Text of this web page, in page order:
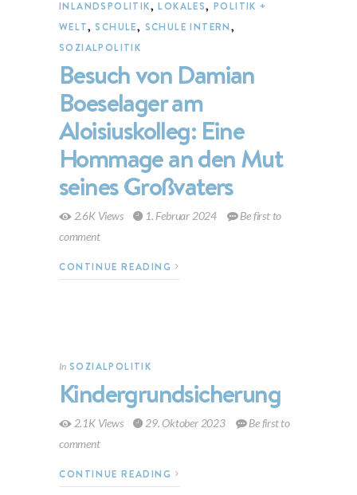
INLANDSPOLITIK,LOKALES,POLITIK +
WELT,SCHULE, SCHULE INTERN,
SOZIALPOLITIK
Besuch von Damian
Boeselager am
Aloisiuskolleg: Eine
Hommage an den Mut
seines Großvaters
2.6K Views 1. Februar 2024
Be first to
comment
CONTINUE READING
In SOZIALPOLITIK
Kindergrundsicherung
2.1K Views 29. Oktober 2023
Be first to
comment
CONTINUE READING